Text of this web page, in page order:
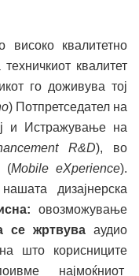
високо квалитетно
квалитет
го доживува тој
) Потпретседател на
и Истражување на
R&D), во
(Mobile eXperience).
дизајнерска
овозможување
се жртвува аудио
што корисниците
најмоќниот